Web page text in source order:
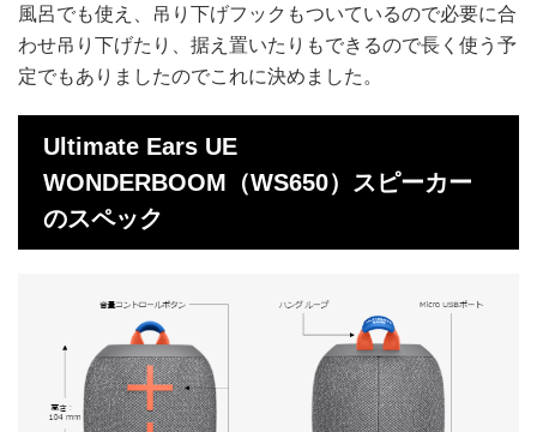
風呂でも使え、吊り下げフックもついているので必要に合
わせ吊り下げたり、据え置いたりもできるので長く使う予
定でもありましたのでこれに決めました。
Ultimate Ears UE
WONDERBOOM（WS650）スピーカー
のスペック